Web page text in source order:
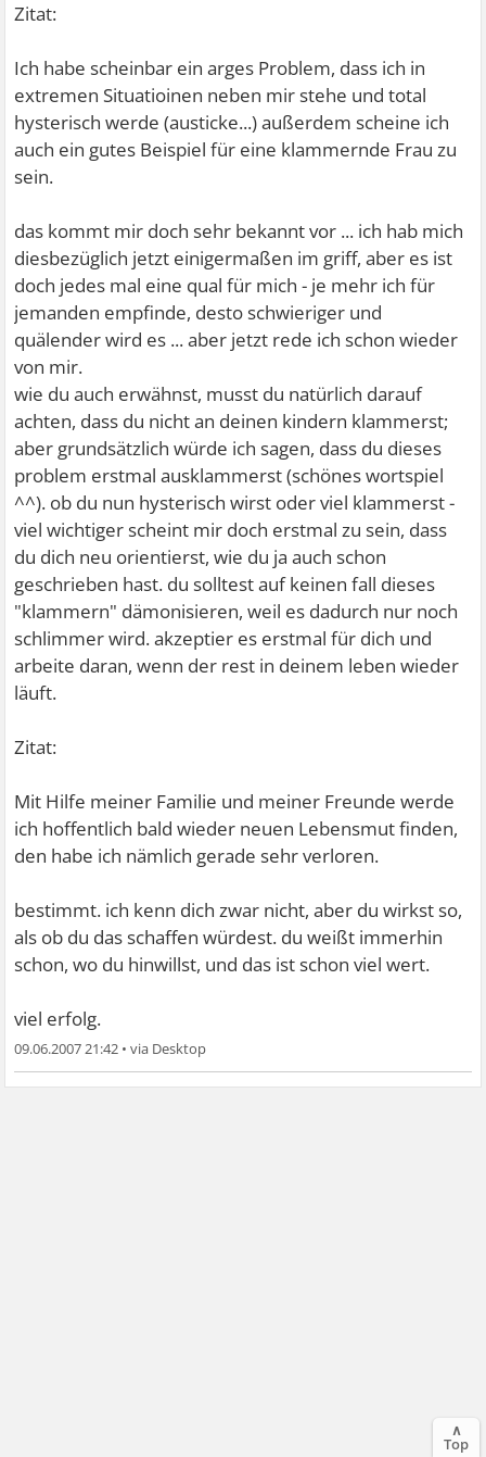
Zitat:
Ich habe scheinbar ein arges Problem, dass ich in
extremen Situatioinen neben mir stehe und total
hysterisch werde (austicke...) außerdem scheine ich
auch ein gutes Beispiel für eine klammernde Frau zu
sein.
das kommt mir doch sehr bekannt vor ... ich hab mich
diesbezüglich jetzt einigermaßen im griff, aber es ist
doch jedes mal eine qual für mich - je mehr ich für
jemanden empfinde, desto schwieriger und
quälender wird es ... aber jetzt rede ich schon wieder
von mir.
wie du auch erwähnst, musst du natürlich darauf
achten, dass du nicht an deinen kindern klammerst;
aber grundsätzlich würde ich sagen, dass du dieses
problem erstmal ausklammerst (schönes wortspiel
^^). ob du nun hysterisch wirst oder viel klammerst -
viel wichtiger scheint mir doch erstmal zu sein, dass
du dich neu orientierst, wie du ja auch schon
geschrieben hast. du solltest auf keinen fall dieses
"klammern" dämonisieren, weil es dadurch nur noch
schlimmer wird. akzeptier es erstmal für dich und
arbeite daran, wenn der rest in deinem leben wieder
läuft.
Zitat:
Mit Hilfe meiner Familie und meiner Freunde werde
ich hoffentlich bald wieder neuen Lebensmut finden,
den habe ich nämlich gerade sehr verloren.
bestimmt. ich kenn dich zwar nicht, aber du wirkst so,
als ob du das schaffen würdest. du weißt immerhin
schon, wo du hinwillst, und das ist schon viel wert.
viel erfolg.
09.06.2007 21:42 •
∧
Top